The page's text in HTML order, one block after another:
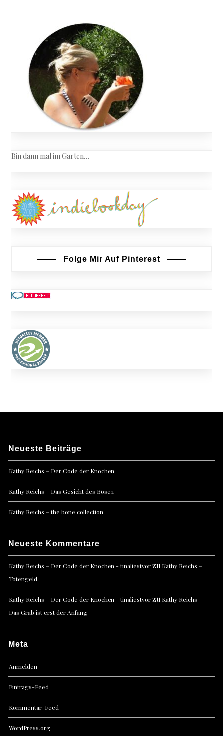
navigation
Bin dann mal im Garten…
Folge Mir Auf Pinterest
Neueste Beiträge
Kathy Reichs – Der Code der Knochen
Kathy Reichs – Das Gesicht des Bösen
Kathy Reichs – the bone collection
Neueste Kommentare
Kathy Reichs – Der Code der Knochen - tinaliestvorzu Kathy Reichs –
Totengeld
Kathy Reichs – Der Code der Knochen - tinaliestvorzu Kathy Reichs –
Das Grab ist erst der Anfang
Meta
Anmelden
Eintrags-Feed
Kommentar-Feed
WordPress.org